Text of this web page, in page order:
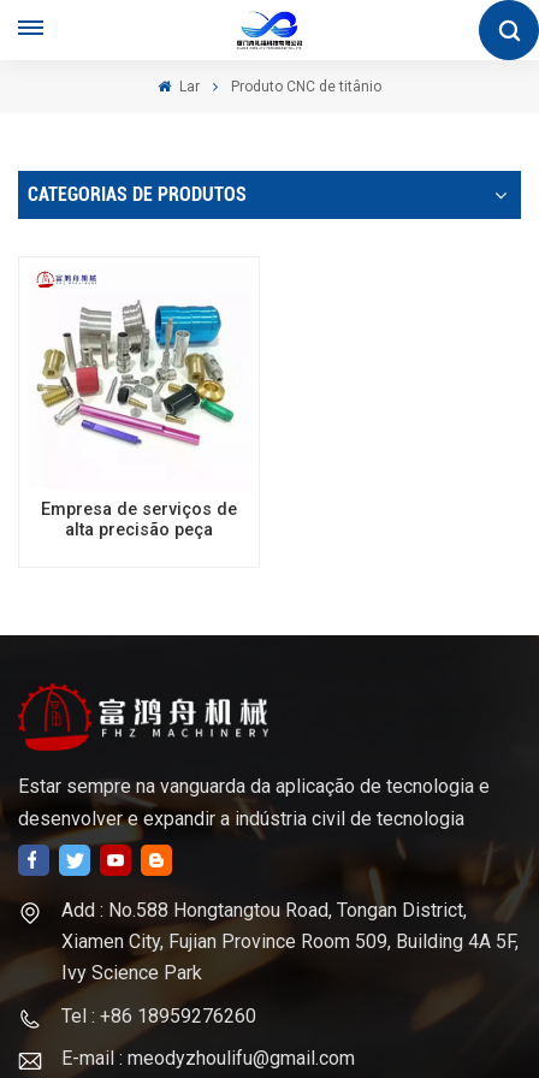
Lar Produto CNC de titânio
CATEGORIAS DE PRODUTOS
Empresa de serviços de
alta precisão peça
Estar sempre na vanguarda da aplicação de tecnologia e
desenvolver e expandir a indústria civil de tecnologia
Add : No.588 Hongtangtou Road, Tongan District,
Xiamen City, Fujian Province Room 509, Building 4A 5F,
Ivy Science Park
Tel : +86 18959276260
E-mail : meodyzhoulifu@gmail.com